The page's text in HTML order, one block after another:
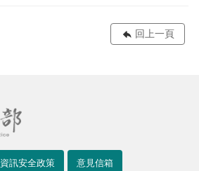
回上一頁
資訊安全政策 意見信箱